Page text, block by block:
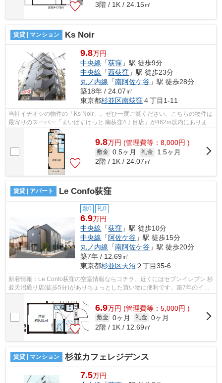
3階 / 1K / 24.15㎡
賃貸 | マンション Ks Noir
9.8万円
中央線 「荻窪 」駅 徒歩9分
中央線 「西荻窪 」駅 徒歩23分
丸ノ内線 「南阿佐ケ谷 」駅 徒歩28分
築18年 / 24.07㎡
東京都杉並区南荻窪４丁目1-11
当社イチオシの物件の「Ks Noir」。ぜひ一度ご覧ください。こちらの物件は
最寄りのスーパー「まいばすけっと 南荻窪4丁目店」が462m以内にありま
す。周辺に2駅あるので電車通勤しやす...
9.8万円 (管理費等：8,000円 )
敷金 0.5ヶ月 礼金
1.5ヶ月
2階 / 1K / 24.07㎡
賃貸 | アパート Le Confo荻窪
敷0 礼0
6.9万円
中央線 「荻窪 」駅 徒歩10分
中央線 「 阿佐ケ谷 」駅 徒歩15分
丸ノ内線 「南阿佐ケ谷 」駅 徒歩20分
築7年 / 12.69㎡
東京都杉並区天沼 ２丁目35-6
新着情報：Le Confo荻窪の空室情報ならコチラ。近くにはセブンイレブン 杉
並天沼通り店(徒歩5分)がありちょっとした買い物に便利です。築7年のイチ
6.9万円 (管理費等：5,000円 )
敷金 0ヶ月 礼金 0ヶ月
2階 / 1K / 12.69㎡
賃貸 | マンション 杉並カフェレジデンス
7.5万円